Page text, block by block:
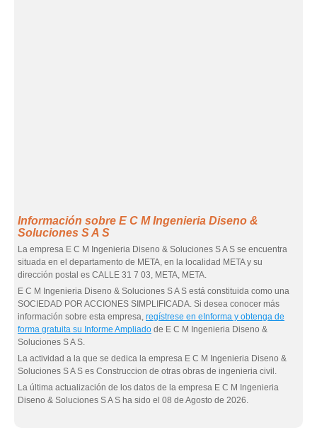
Información sobre E C M Ingenieria Diseno &
Soluciones S A S
La empresa E C M Ingenieria Diseno & Soluciones S A S se encuentra
situada en el departamento de META, en la localidad META y su
dirección postal es CALLE 31 7 03, META, META.
E C M Ingenieria Diseno & Soluciones S A S está constituida como una
SOCIEDAD POR ACCIONES SIMPLIFICADA. Si desea conocer más
información sobre esta empresa, regístrese en eInforma y obtenga de
forma gratuita su Informe Ampliado de E C M Ingenieria Diseno &
Soluciones S A S.
La actividad a la que se dedica la empresa E C M Ingenieria Diseno &
Soluciones S A S es Construccion de otras obras de ingenieria civil.
La última actualización de los datos de la empresa E C M Ingenieria
Diseno & Soluciones S A S ha sido el 08 de Agosto de 2026.